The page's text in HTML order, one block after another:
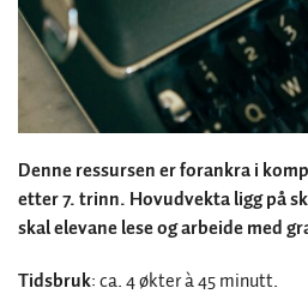
Denne ressursen er forankra i
etter 7. trinn. Hovudvekta ligg på
skal elevane lese og arbeide med
Tidsbruk: ca. 4 økter à 45 minutt.